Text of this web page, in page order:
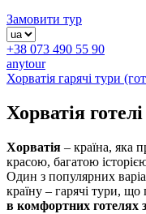
Замовити тур
+38 073 490 55 90
anytour
Хорватія гарячі тури
Хорватія готелі
Хорватія – країна, яка
красою, багатою
Один з популярних
країну – гарячі тури,
в комфортних готелях